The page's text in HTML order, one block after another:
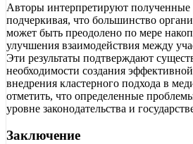
Авторы интерпретируют полученные
подчеркивая, что большинство
может быть преодолено по мере
улучшения взаимодействия между
Эти результаты подтверждают
необходимости создания
внедрения кластерного подхода в
отметить, что определенные
уровне законодательства и
Заключение